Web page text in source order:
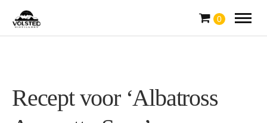
0
Recept voor ‘Albatross